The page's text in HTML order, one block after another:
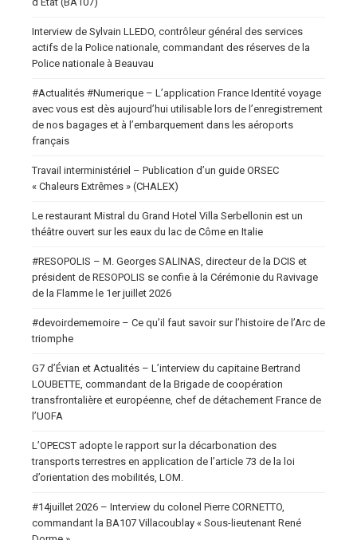
Interview de Sylvain LLEDO, contrôleur général des services
actifs de la Police nationale, commandant des réserves de la
Police nationale à Beauvau
#Actualités #Numerique – L’application France Identité voyage
avec vous est dès aujourd’hui utilisable lors de l’enregistrement
de nos bagages et à l’embarquement dans les aéroports
français
Travail interministériel – Publication d’un guide ORSEC
« Chaleurs Extrêmes » (CHALEX)
Le restaurant Mistral du Grand Hotel Villa Serbellonin est un
théâtre ouvert sur les eaux du lac de Côme en Italie
#RESOPOLIS – M. Georges SALINAS, directeur de la DCIS et
président de RESOPOLIS se confie à la Cérémonie du Ravivage
de la Flamme le 1er juillet 2026
#devoirdememoire – Ce qu’il faut savoir sur l’histoire de l’Arc de
triomphe
G7 d’Évian et Actualités – L’interview du capitaine Bertrand
LOUBETTE, commandant de la Brigade de coopération
transfrontalière et européenne, chef de détachement France de
l’UOFA
L’OPECST adopte le rapport sur la décarbonation des
transports terrestres en application de l’article 73 de la loi
d’orientation des mobilités, LOM.
#14juillet 2026 – Interview du colonel Pierre CORNETTO,
commandant la BA107 Villacoublay « Sous-lieutenant René